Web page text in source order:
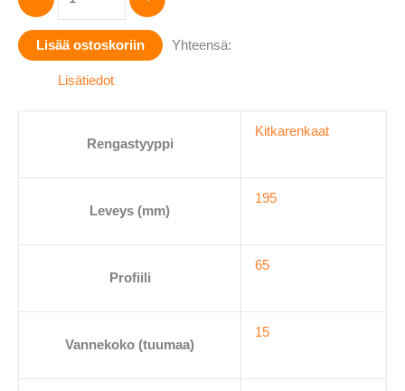
i*cept
RS3
(W462)
Lisää ostoskoriin Yhteensä:
Lisätiedot
Rengastyyppi
Kitkarenkaat
Leveys (mm)
195
Profiili
65
Vannekoko (tuumaa)
15